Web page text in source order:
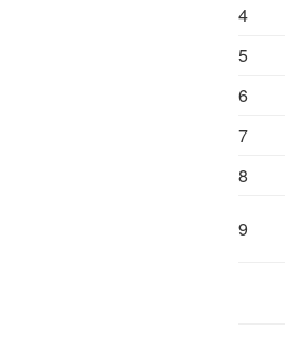
4
5
6
7
8
9